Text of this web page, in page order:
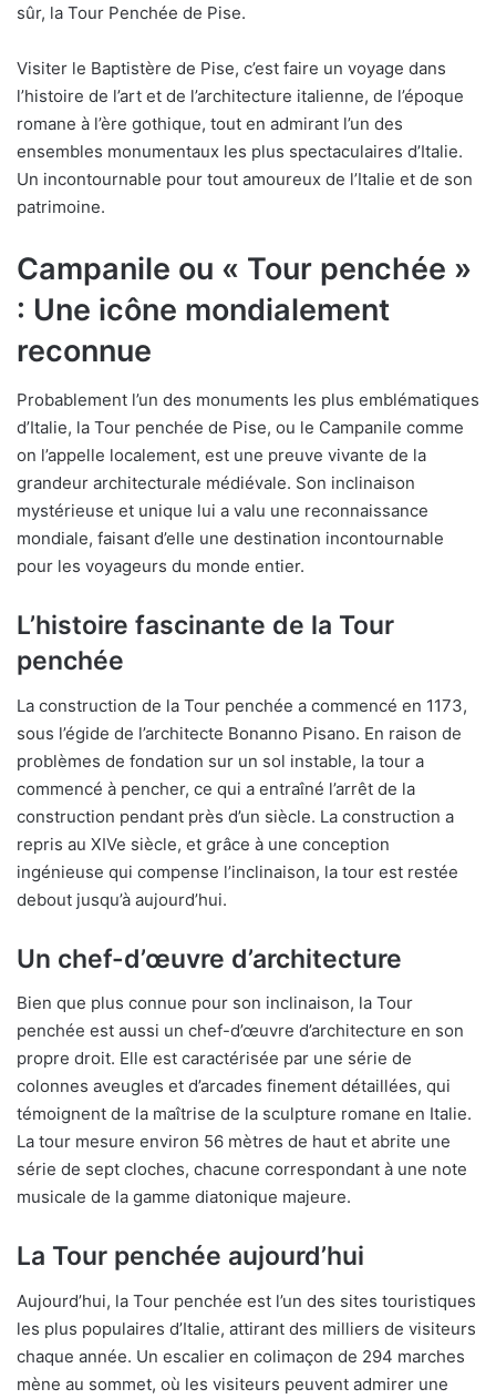
sûr, la Tour Penchée de Pise.
Visiter le Baptistère de Pise, c’est faire un voyage dans
l’histoire de l’art et de l’architecture italienne, de l’époque
romane à l’ère gothique, tout en admirant l’un des
ensembles monumentaux les plus spectaculaires d’Italie.
Un incontournable pour tout amoureux de l’Italie et de son
patrimoine.
Campanile ou « Tour penchée »
: Une icône mondialement
reconnue
Probablement l’un des monuments les plus emblématiques
d’Italie, la Tour penchée de Pise, ou le Campanile comme
on l’appelle localement, est une preuve vivante de la
grandeur architecturale médiévale. Son inclinaison
mystérieuse et unique lui a valu une reconnaissance
mondiale, faisant d’elle une destination incontournable
pour les voyageurs du monde entier.
L’histoire fascinante de la Tour
penchée
La construction de la Tour penchée a commencé en 1173,
sous l’égide de l’architecte Bonanno Pisano. En raison de
problèmes de fondation sur un sol instable, la tour a
commencé à pencher, ce qui a entraîné l’arrêt de la
construction pendant près d’un siècle. La construction a
repris au XIVe siècle, et grâce à une conception
ingénieuse qui compense l’inclinaison, la tour est restée
debout jusqu’à aujourd’hui.
Un chef-d’œuvre d’architecture
Bien que plus connue pour son inclinaison, la Tour
penchée est aussi un chef-d’œuvre d’architecture en son
propre droit. Elle est caractérisée par une série de
colonnes aveugles et d’arcades finement détaillées, qui
témoignent de la maîtrise de la sculpture romane en Italie.
La tour mesure environ 56 mètres de haut et abrite une
série de sept cloches, chacune correspondant à une note
musicale de la gamme diatonique majeure.
La Tour penchée aujourd’hui
Aujourd’hui, la Tour penchée est l’un des sites touristiques
les plus populaires d’Italie, attirant des milliers de visiteurs
chaque année. Un escalier en colimaçon de 294 marches
mène au sommet, où les visiteurs peuvent admirer une